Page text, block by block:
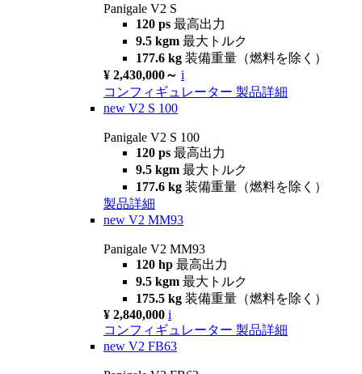
Panigale V2 S
120 ps 最高出力
9.5 kgm 最大トルク
177.6 kg 装備重量（燃料を除く）
¥ 2,430,000～ i
コンフィギュレーター 製品詳細
new V2 S 100
Panigale V2 S 100
120 ps 最高出力
9.5 kgm 最大トルク
177.6 kg 装備重量（燃料を除く）
製品詳細
new V2 MM93
Panigale V2 MM93
120 hp 最高出力
9.5 kgm 最大トルク
175.5 kg 装備重量（燃料を除く）
¥ 2,840,000 i
コンフィギュレーター 製品詳細
new V2 FB63